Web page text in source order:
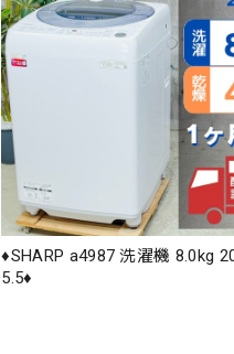
♦️SHARP a4987 洗濯機 8.0kg
5.5♦️